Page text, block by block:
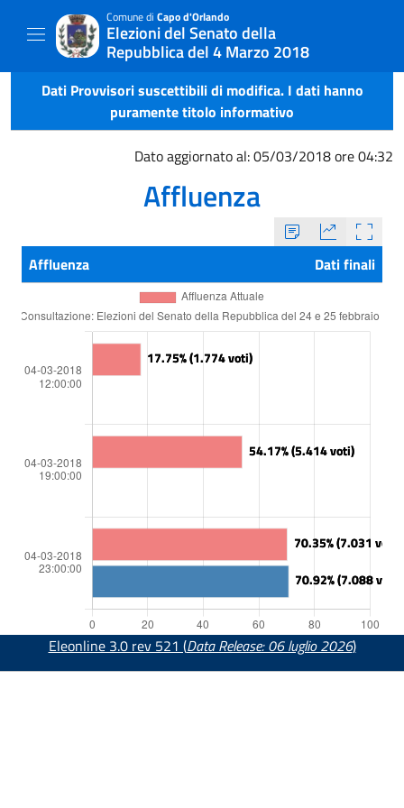
Comune di Capo d'Orlando
Elezioni del Senato della
Repubblica del 4 Marzo 2018
Dati Provvisori suscettibili di modifica. I dati hanno
puramente titolo informativo
Dato aggiornato al: 05/03/2018 ore 04:32
Affluenza
Affluenza Dati finali
Eleonline 3.0 rev 521 (Data Release: 06 luglio 2026)